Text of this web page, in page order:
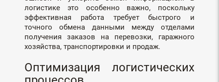
логистике это особенно важно, поскольку
эффективная работа требует быстрого и
точного обмена данными между отделами
получения заказов на перевозки, гаражного
хозяйства, транспортировки и продаж.
Оптимизация логистических